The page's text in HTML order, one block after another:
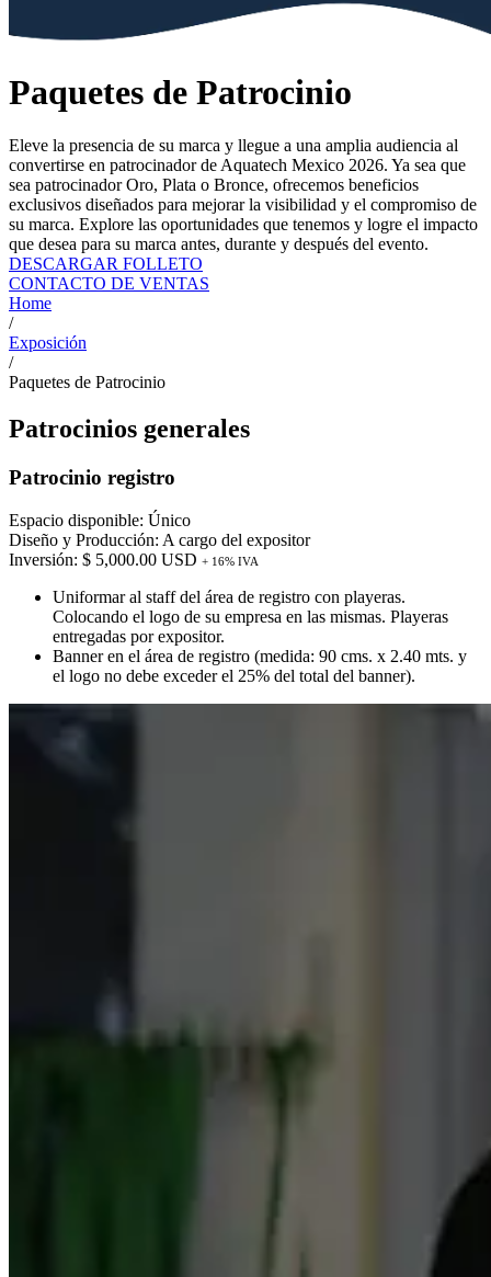
Paquetes de Patrocinio
Eleve la presencia de su marca y llegue a una amplia audiencia al
convertirse en patrocinador de Aquatech Mexico 2026. Ya sea que
sea patrocinador Oro, Plata o Bronce, ofrecemos beneficios
exclusivos diseñados para mejorar la visibilidad y el compromiso de
su marca. Explore las oportunidades que tenemos y logre el impacto
que desea para su marca antes, durante y después del evento.
DESCARGAR FOLLETO
CONTACTO DE VENTAS
Home
/
Exposición
/
Paquetes de Patrocinio
Patrocinios generales
Patrocinio registro
Espacio disponible: Único
Diseño y Producción: A cargo del expositor
Inversión: $ 5,000.00 USD + 16% IVA
Uniformar al staff del área de registro con playeras.
Colocando el logo de su empresa en las mismas. Playeras
entregadas por expositor.
Banner en el área de registro (medida: 90 cms. x 2.40 mts. y
el logo no debe exceder el 25% del total del banner).